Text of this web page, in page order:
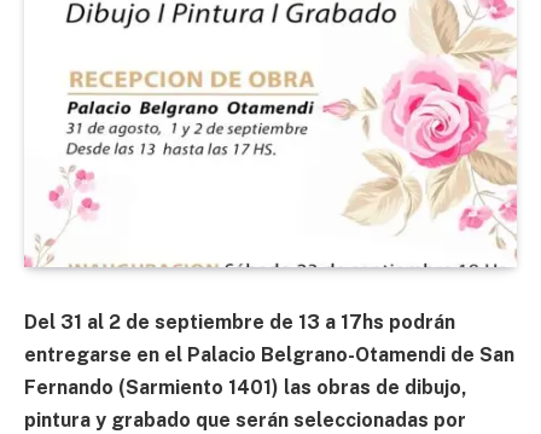
Del 31 al 2 de septiembre de 13 a 17hs podrán
entregarse en el Palacio Belgrano-Otamendi de San
Fernando (Sarmiento 1401) las obras de dibujo,
pintura y grabado que serán seleccionadas por